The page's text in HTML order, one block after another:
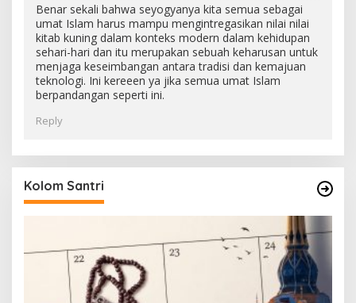
Benar sekali bahwa seyogyanya kita semua sebagai
umat Islam harus mampu mengintregasikan nilai nilai
kitab kuning dalam konteks modern dalam kehidupan
sehari-hari dan itu merupakan sebuah keharusan untuk
menjaga keseimbangan antara tradisi dan kemajuan
teknologi. Ini kereeen ya jika semua umat Islam
berpandangan seperti ini.
Reply
Kolom Santri